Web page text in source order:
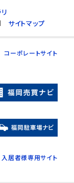
サイトマップ
コーポレートサイト
入居者様専用サイト